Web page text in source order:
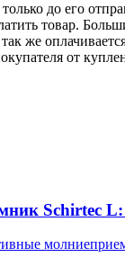
до его
товар.
же
от
Schirtec